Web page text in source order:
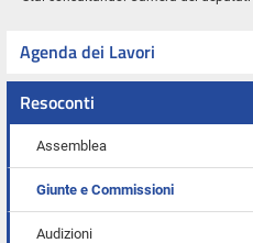
Agenda dei Lavori
Resoconti
Assemblea
Giunte e Commissioni
Audizioni